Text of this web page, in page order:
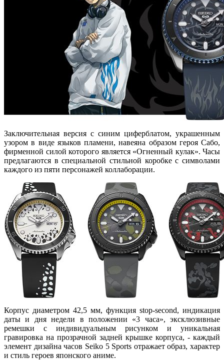
Заключительная версия с синим циферблатом, украшенным
узором в виде языков пламени, навеяна образом героя Сабо,
фирменной силой которого является «Огненный кулак». Часы
предлагаются в специальной стильной коробке с символами
каждого из пяти персонажей коллаборации.
Корпус диаметром 42,5 мм, функция stop-second, индикация
даты и дня недели в положении «3 часа», эксклюзивные
ремешки с индивидуальным рисунком и уникальная
гравировка на прозрачной задней крышке корпуса, - каждый
элемент дизайна часов Seiko 5 Sports отражает образ, характер
и стиль героев японского аниме.